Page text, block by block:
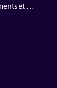
et …